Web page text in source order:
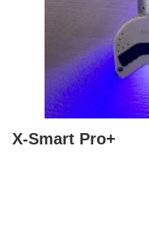
X-Smart Pro+